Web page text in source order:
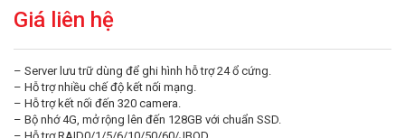
Giá liên hệ
– Server lưu trữ dùng để ghi hình hỗ trợ 24 ổ cứng.
– Hỗ trợ nhiều chế độ kết nối mạng.
– Hỗ trợ kết nối đến 320 camera.
– Bộ nhớ 4G, mở rộng lên đến 128GB với chuẩn SSD.